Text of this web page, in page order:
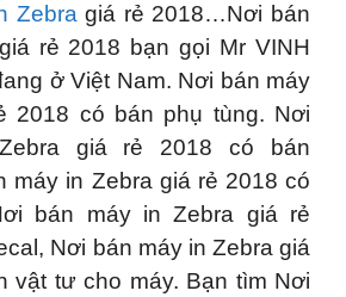
Zebragiá rẻ 2018…Nơi bán
rẻ 2018 bạn gọi Mr VINH
ở Việt Nam. Nơi bán máy
2018 có bán phụ tùng. Nơi
giá rẻ 2018 có bán
máy in Zebra giá rẻ 2018 có
bán máy in Zebra giá rẻ
Nơi bán máy in Zebra giá
vật tư cho máy. Bạn tìm Nơi